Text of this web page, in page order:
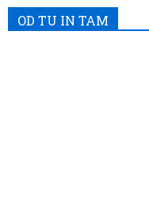
OD TU IN TAM